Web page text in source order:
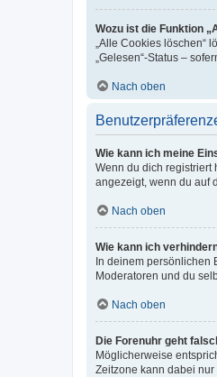
Wozu ist die Funktion
„Alle Cookies
„Gelesen“-Status –
Nach oben
Wie kann ich meine
Wenn du dich registriert
angezeigt, wenn du auf
Nach oben
Wie kann ich
In deinem persönlichen
Moderatoren und du
Nach oben
Die Forenuhr geht
Möglicherweise
Zeitzone kann dabei nur